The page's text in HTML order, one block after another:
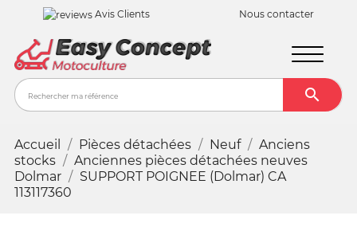
Avis Clients Nous contacter

Accueil Pièces détachées Neuf
Anciens
stocks
Anciennes pièces détachées neuves
Dolmar
SUPPORT POIGNEE (Dolmar) CA
113117360